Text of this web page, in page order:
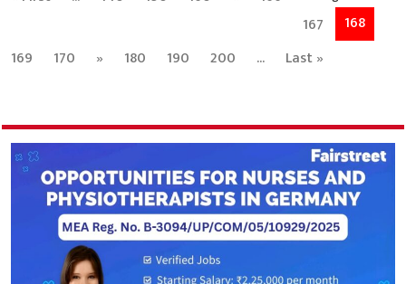
167
168
169
170 » 180 190 200 ... Last »